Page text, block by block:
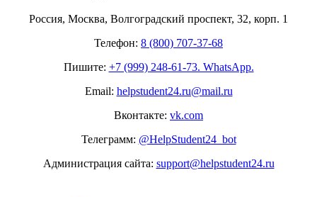
Россия, Москва, Волгоградский проспект, 32, корп. 1
Телефон: 8 (800) 707-37-68
Пишите: +7 (999) 248-61-73. WhatsApp.
Email: helpstudent24.ru@mail.ru
Вконтакте: vk.com
Телеграмм: @HelpStudent24_bot
Администрация сайта: support@helpstudent24.ru